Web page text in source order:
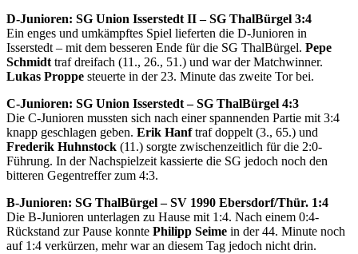
D-Junioren: SG Union Isserstedt II – SG ThalBürgel 3:4
Ein enges und umkämpftes Spiel lieferten die D-Junioren in
Isserstedt – mit dem besseren Ende für die SG ThalBürgel. Pepe
Schmidttraf dreifach (11., 26., 51.) und war der Matchwinner.
Lukas Proppe steuerte in der 23. Minute das zweite Tor bei.
C-Junioren: SG Union Isserstedt – SG ThalBürgel 4:3
Die C-Junioren mussten sich nach einer spannenden Partie mit 3:4
knapp geschlagen geben. Erik Hanftraf doppelt (3., 65.) und
Frederik Huhnstock (11.) sorgte zwischenzeitlich für die 2:0-
Führung. In der Nachspielzeit kassierte die SG jedoch noch den
bitteren Gegentreffer zum 4:3.
B-Junioren: SG ThalBürgel – SV 1990 Ebersdorf/Thür. 1:4
Die B-Junioren unterlagen zu Hause mit 1:4. Nach einem 0:4-
Rückstand zur Pause konnte Philipp Seime in der 44. Minute noch
auf 1:4 verkürzen, mehr war an diesem Tag jedoch nicht drin.